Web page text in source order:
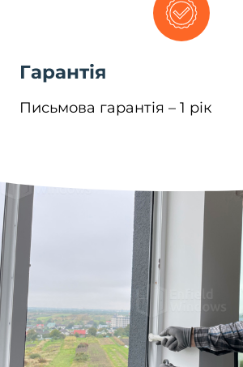
Гарантія
Письмова гарантія – 1 рік